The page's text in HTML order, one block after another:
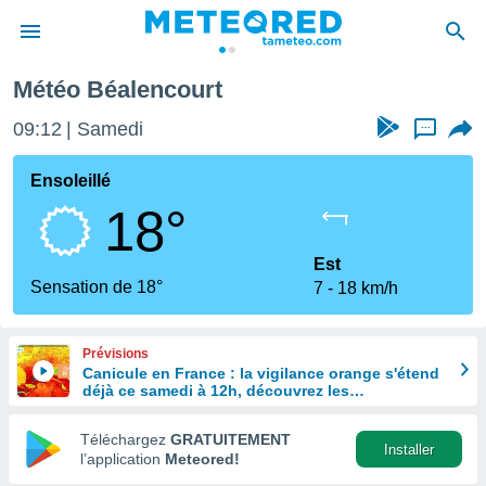
de
en
Météo Béalencourt
09:12 Samedi ...
Ensoleillé
18°
Sensation de 18°
Est
7
18 km/h
Prévisions
Canicule en France : la vigilance orange s'étend
déjà ce samedi à 12h, découvrez les
Téléchargez GRATUITEMENT
l’application Meteored!
Installer